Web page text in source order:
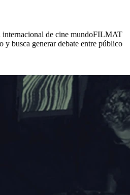
internacional de cine mundoFILMAT
y busca generar debate entre público